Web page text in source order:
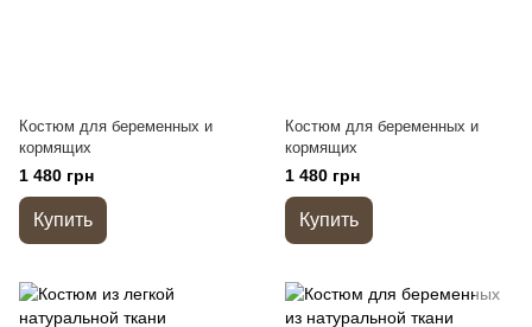
Костюм для беременных и
кормящих
1 480 грн
Купить
Костюм для беременных и
кормящих
1 480 грн
Купить